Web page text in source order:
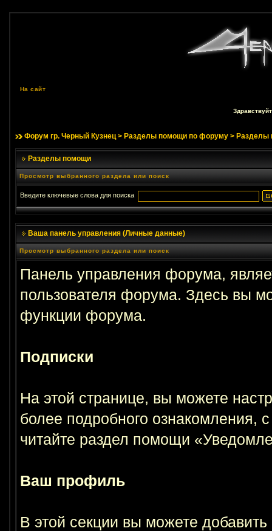
На сайт
Форум гр. Черный Кузнец> Разделы помощи по форуму> Разделы
Разделы помощи
Просмотр выбранного раздела или поиск
Введите ключевые слова для поиска
Ваша панель управления (Личные данные)
Просмотр выбранного раздела или поиск
Панель управления форума,
пользователя форума. Здесь вы
функции форума.
Подписки
На этой странице, вы можете
более подробного ознакомления,
читайте раздел помощи
Ваш профиль
В этой секции вы можете